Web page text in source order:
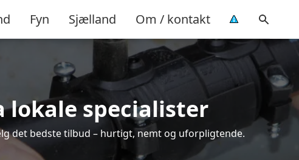
Fyn Sjælland Om / kontakt
lokale specialister
det bedste tilbud – hurtigt, nemt og uforpligtende.